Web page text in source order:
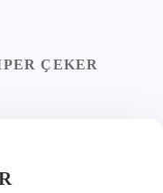
ÇEKER